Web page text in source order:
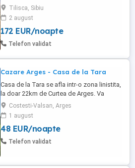
baie, prici pt ca. 8 persoane, cameră de zi
de ca 60 m pătrați cu bucătărie deschisă,
baie de servici și 2 toalete exterioare.
Cabana este dotată cu toate cele
necesare : plită, cuptor, mașină de spălat
Tilisca, Sibiu
2 august
172 EUR/noapte
Telefon validat
Cazare Arges - Casa de la Tara
Casa de la Tara se afla intr-o zona linistita,
la doar 22km de Curtea de Arges. Va
punem la dispozitie un living generos de
50mp2, o bucatarie complet utilata si 7
camere dintre care 5 duble matrimoniale si
2 camere triple. Camerele dispun de baie
proprie, tv, wifi. Optional se poate inchiria
Costesti-Valsan, Arges
1 august
48 EUR/noapte
Telefon validat